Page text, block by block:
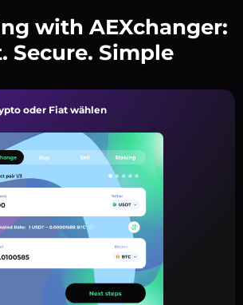
with AEXchanger:
Secure. Simple
oder Fiat wählen